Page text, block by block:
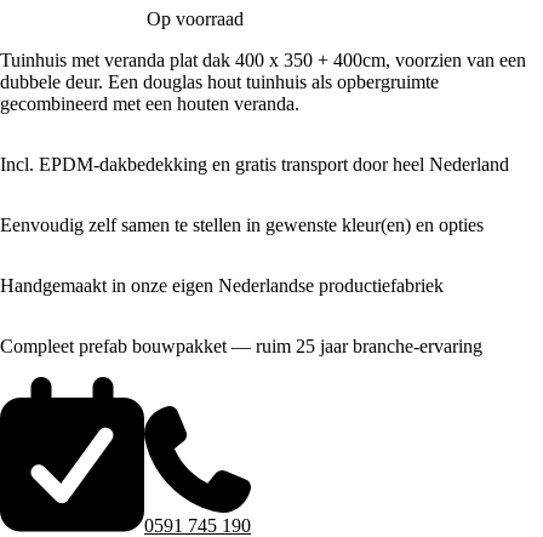
Op voorraad
Tuinhuis met veranda plat dak 400 x 350 + 400cm, voorzien van een
dubbele deur. Een douglas hout tuinhuis als opbergruimte
gecombineerd met een houten veranda.
Incl. EPDM-dakbedekking en gratis transport door heel Nederland
Eenvoudig zelf samen te stellen in gewenste kleur(en) en opties
Handgemaakt in onze eigen Nederlandse productiefabriek
Compleet prefab bouwpakket — ruim 25 jaar branche-ervaring
0591 745 190